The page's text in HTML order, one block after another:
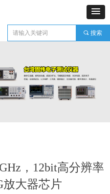
끠 搜索
，12bit高分辨率
放大器芯片